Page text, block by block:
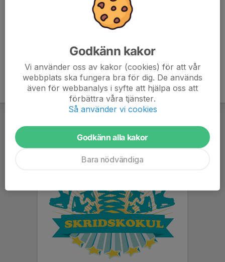
Godkänn kakor
Vi använder oss av kakor (cookies) för att vår
webbplats ska fungera bra för dig. De används
även för webbanalys i syfte att hjälpa oss att
förbättra våra tjänster.
Så använder vi cookies
Godkänn alla kakor
Bara nödvändiga